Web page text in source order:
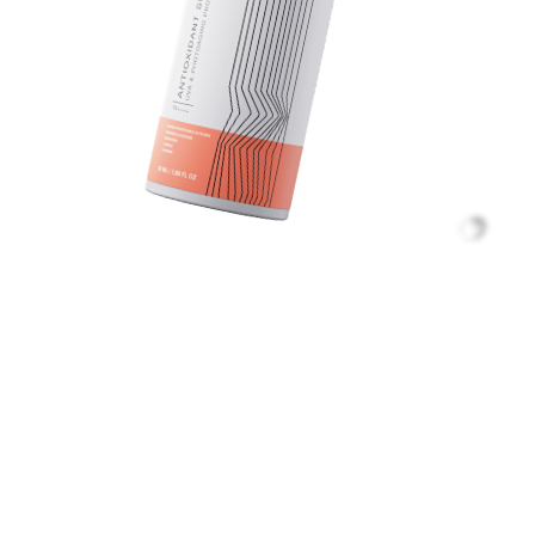
АНТИОКСИДАНТНЫЙ
СОЛНЦЕЗАЩИТНЫЙ
КРЕМ
СПФ 50